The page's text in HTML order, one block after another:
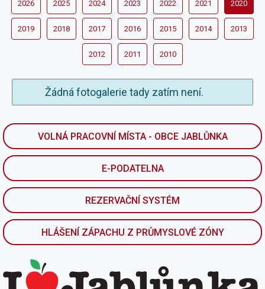
VOLNÁ PRACOVNÍ MÍSTA - OBCE JABLŮNKA
E-PODATELNA
REZERVAČNÍ SYSTÉM
HLÁŠENÍ ZÁPACHU Z PRŮMYSLOVÉ ZÓNY
2026 2025 2024 2023 2022 2021 2020
2019 2018 2017 2016 2015 2014 2013
2012 2011 2010
Žádná fotogalerie tady zatím není.